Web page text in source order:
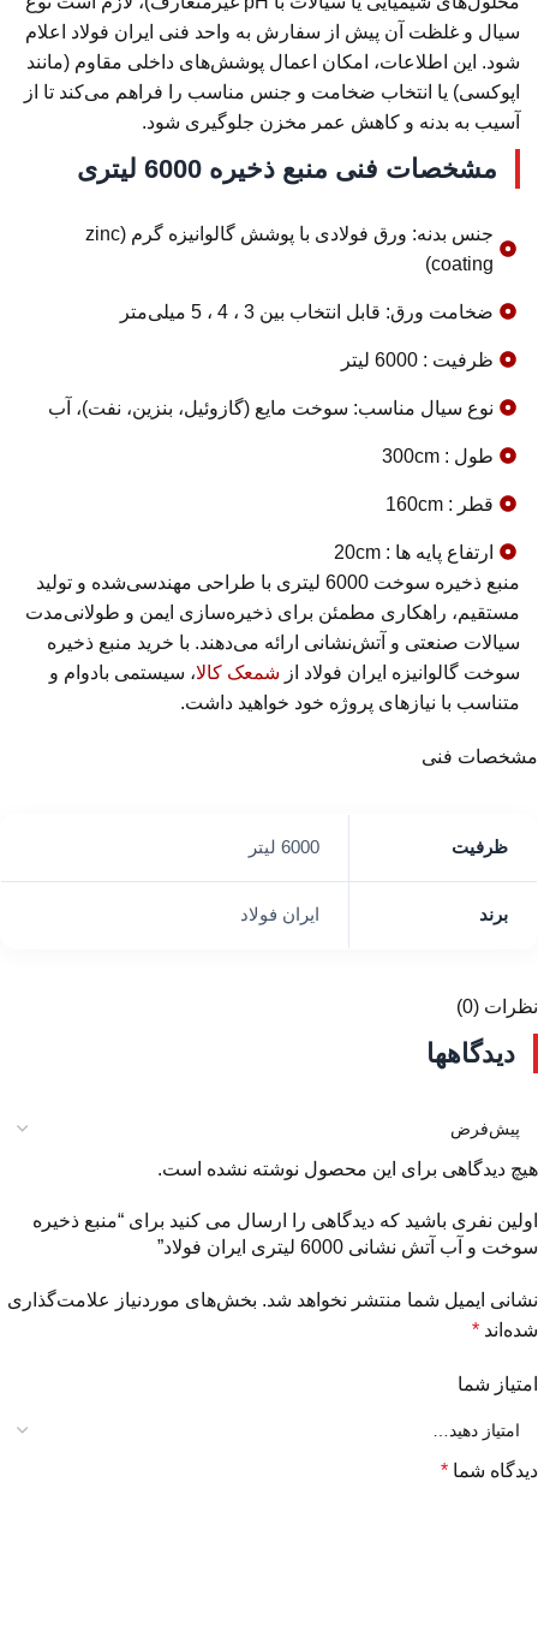
سیال و غلظت آن پیش از سفارش به واحد فنی ایران فولاد اعلام
شود. این اطلاعات، امکان اعمال پوشش‌های داخلی مقاوم (مانند
اپوکسی) یا انتخاب ضخامت و جنس مناسب را فراهم می‌کند تا از
آسیب به بدنه و کاهش عمر مخزن جلوگیری شود.
مشخصات فنی منبع ذخیره 6000 لیتری
جنس بدنه: ورق فولادی با پوشش گالوانیزه گرم (zinc
coating)
ضخامت ورق: قابل انتخاب بین 3 ، 4 ، 5 میلی‌متر
ظرفیت : 6000 لیتر
نوع سیال مناسب: سوخت مایع (گازوئیل، بنزین، نفت)، آب
طول : 300cm
قطر : 160cm
ارتفاع پایه ها : 20cm
منبع ذخیره سوخت 6000 لیتری با طراحی مهندسی‌شده و تولید
مستقیم، راهکاری مطمئن برای ذخیره‌سازی ایمن و طولانی‌مدت
سیالات صنعتی و آتش‌نشانی ارائه می‌دهند. با خرید منبع ذخیره
سوخت گالوانیزه ایران فولاد از شمعک کالا، سیستمی بادوام و
متناسب با نیازهای پروژه خود خواهید داشت.
مشخصات فنی
ظرفیت 6000 لیتر
برند ایران فولاد
نظرات (0)
دیدگاهها
هیچ دیدگاهی برای این محصول نوشته نشده است.
اولین نفری باشید که دیدگاهی را ارسال می کنید برای “منبع ذخیره
سوخت و آب آتش نشانی 6000 لیتری ایران فولاد”
نشانی ایمیل شما منتشر نخواهد شد. بخش‌های موردنیاز علامت‌گذاری
شده‌اند *
امتیاز شما
دیدگاه شما *